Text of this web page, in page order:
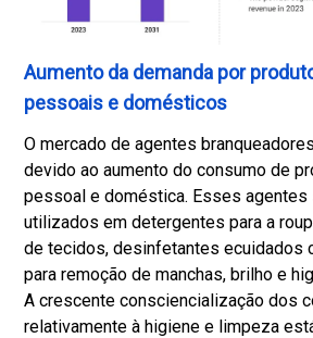
Aumento da demanda por
pessoais e domésticos
O mercado de agentes
devido ao aumento do consumo de
pessoal e doméstica. Esses agentes
utilizados em detergentes para a
de tecidos, desinfetantes ecuidados
para remoção de manchas, brilho e
A crescente consciencialização dos
relativamente à higiene e limpeza